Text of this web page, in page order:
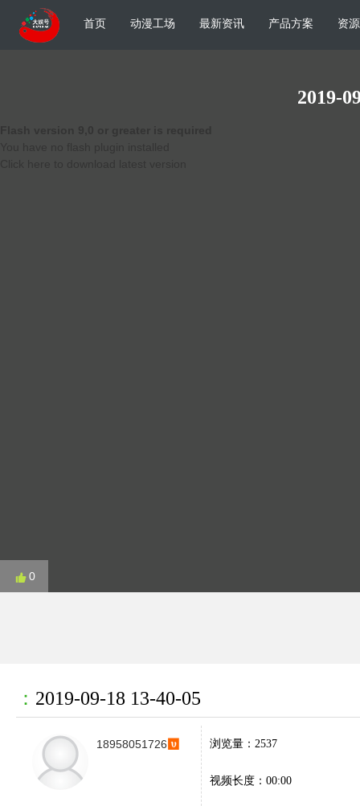
首页 动漫工场 最新资讯 产品方案 资
2019-
0
： 2019-09-18 13-40-05
18958051726 浏览量：2537
视频长度：00:00